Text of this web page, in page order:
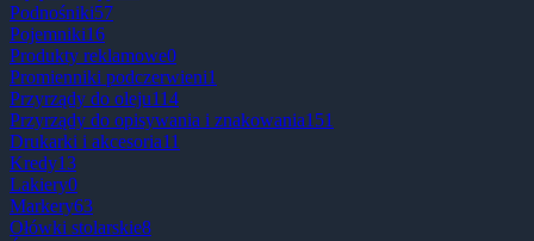
Podnośniki57
Pojemniki16
Produkty reklamowe0
Promienniki podczerwieni1
Przyrządy do oleju114
Przyrządy do opisywania i znakowania151
Drukarki i akcesoria11
Kredy13
Lakiery0
Markery63
Ołówki stolarskie8